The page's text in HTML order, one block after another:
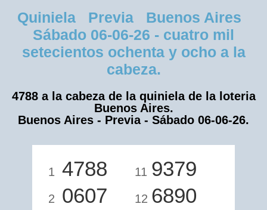
Quiniela Previa Buenos Aires
Sábado 06-06-26 - cuatro mil
setecientos ochenta y ocho a la
cabeza.
4788 a la cabeza de la quiniela de la loteria
Buenos Aires.
Buenos Aires - Previa - Sábado 06-06-26.
1 4788
2 0607
11 9379
12 6890